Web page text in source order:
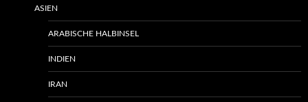
ASIEN
ARABISCHE HALBINSEL
INDIEN
IRAN